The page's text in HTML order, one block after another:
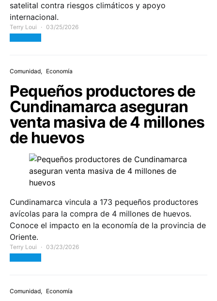
satelital contra riesgos climáticos y apoyo
internacional.
Terry Loui 03/25/2026
Comunidad Economía
Pequeños productores de
Cundinamarca aseguran
venta masiva de 4 millones
de huevos
Cundinamarca vincula a 173 pequeños productores
avícolas para la compra de 4 millones de huevos.
Conoce el impacto en la economía de la provincia de
Oriente.
Terry Loui 03/23/2026
Comunidad Economía